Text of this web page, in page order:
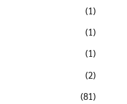
(1)
(1)
(1)
(2)
(81)